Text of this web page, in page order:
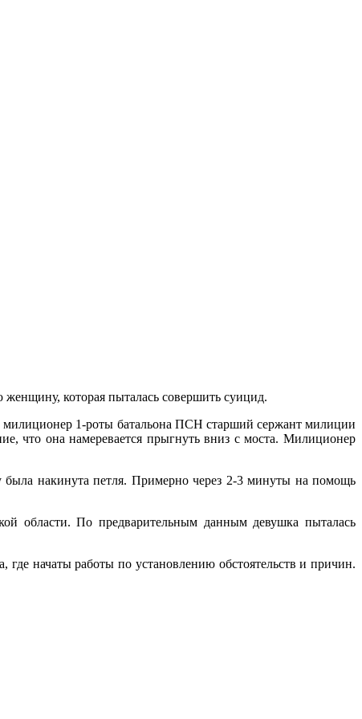
которая пыталась совершить суицид.
1-роты батальона ПСН старший сержант милиции
что она намеревается прыгнуть вниз с моста. Милиционер
накинута петля. Примерно через 2-3 минуты на помощь
области. По предварительным данным девушка пыталась
начаты работы по установлению обстоятельств и причин.